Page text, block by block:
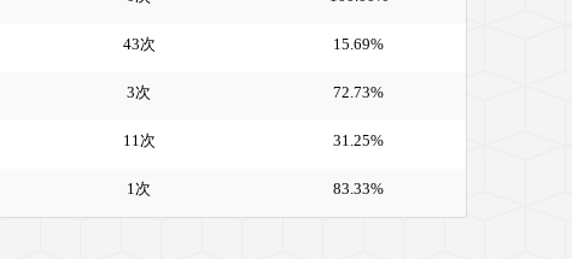
43次 15.69%
3次 72.73%
11次 31.25%
1次 83.33%